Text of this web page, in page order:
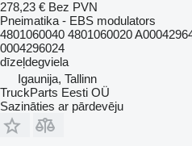
278,23 € Bez PVN
Pneimatika - EBS modulators
4801060040 4801060020
0004296024
dīzeļdegviela
Igaunija, Tallinn
TruckParts Eesti OÜ
Sazināties ar pārdevēju